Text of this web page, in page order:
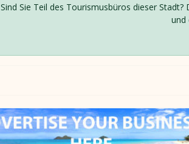
Sind Sie Teil des Tourismusbüros dieser
und